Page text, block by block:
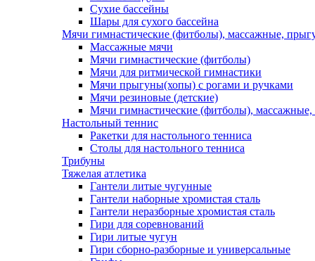
Сухие бассейны
Шары для сухого бассейна
Мячи гимнастические (фитболы), массажные,
Массажные мячи
Мячи гимнастические (фитболы)
Мячи для ритмической гимнастики
Мячи прыгуны(хопы) с рогами и ручками
Мячи резиновые (детские)
Мячи гимнастические (фитболы),
Настольный теннис
Ракетки для настольного тенниса
Столы для настольного тенниса
Трибуны
Тяжелая атлетика
Гантели литые чугунные
Гантели наборные хромистая сталь
Гантели неразборные хромистая сталь
Гири для соревнований
Гири литые чугун
Гири сборно-разборные и универсальные